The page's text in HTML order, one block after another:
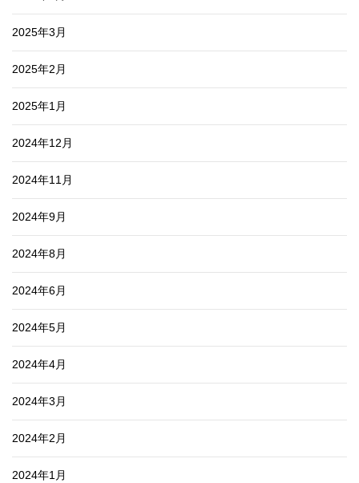
2025年3月
2025年2月
2025年1月
2024年12月
2024年11月
2024年9月
2024年8月
2024年6月
2024年5月
2024年4月
2024年3月
2024年2月
2024年1月